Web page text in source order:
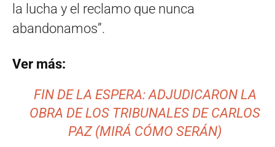
la lucha y el reclamo que nunca
abandonamos”.
Ver más:
FIN DE LA ESPERA: ADJUDICARON LA
OBRA DE LOS TRIBUNALES DE CARLOS
PAZ (MIRÁ CÓMO SERÁN)